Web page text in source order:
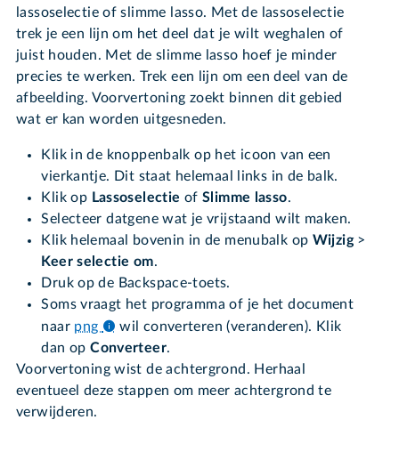
lassoselectie of slimme lasso. Met de lassoselectie
trek je een lijn om het deel dat je wilt weghalen of
juist houden. Met de slimme lasso hoef je minder
precies te werken. Trek een lijn om een deel van de
afbeelding. Voorvertoning zoekt binnen dit gebied
wat er kan worden uitgesneden.
Klik in de knoppenbalk op het icoon van een
vierkantje. Dit staat helemaal links in de balk.
Klik op Lassoselectie ofSlimme lasso.
Selecteer datgene wat je vrijstaand wilt maken.
Klik helemaal bovenin in de menubalk op Wijzig>
Keer selectie om.
Druk op de Backspace-toets.
Soms vraagt het programma of je het document
naar png
wil converteren (veranderen). Klik
dan opConverteer.
Voorvertoning wist de achtergrond. Herhaal
eventueel deze stappen om meer achtergrond te
verwijderen.